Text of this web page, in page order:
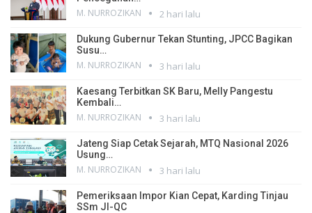
M. NURROZIKAN 2 hari lalu
Dukung Gubernur Tekan Stunting, JPCC Bagikan
Susu…
M. NURROZIKAN 3 hari lalu
Kaesang Terbitkan SK Baru, Melly Pangestu
Kembali…
M. NURROZIKAN 3 hari lalu
Jateng Siap Cetak Sejarah, MTQ Nasional 2026
Usung…
M. NURROZIKAN 3 hari lalu
Pemeriksaan Impor Kian Cepat, Karding Tinjau
SSm JI-QC